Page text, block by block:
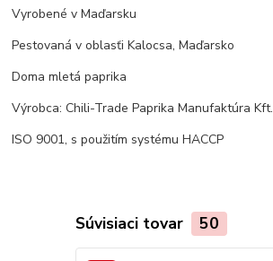
Vyrobené v Maďarsku
Pestovaná v oblasťi Kalocsa, Maďarsko
Doma mletá paprika
Výrobca: Chili-Trade Paprika Manufaktúra Kft.
ISO 9001, s použitím systému HACCP
Súvisiaci tovar 50